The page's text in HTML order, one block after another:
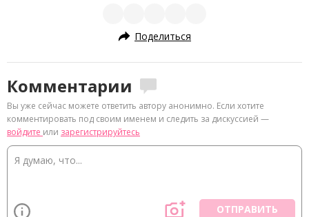
Поделиться
Комментарии
Вы уже сейчас можете ответить автору анонимно. Если хотите
комментировать под своим именем и следить за дискуссией —
войдите или зарегистрируйтесь
ОТПРАВИТЬ